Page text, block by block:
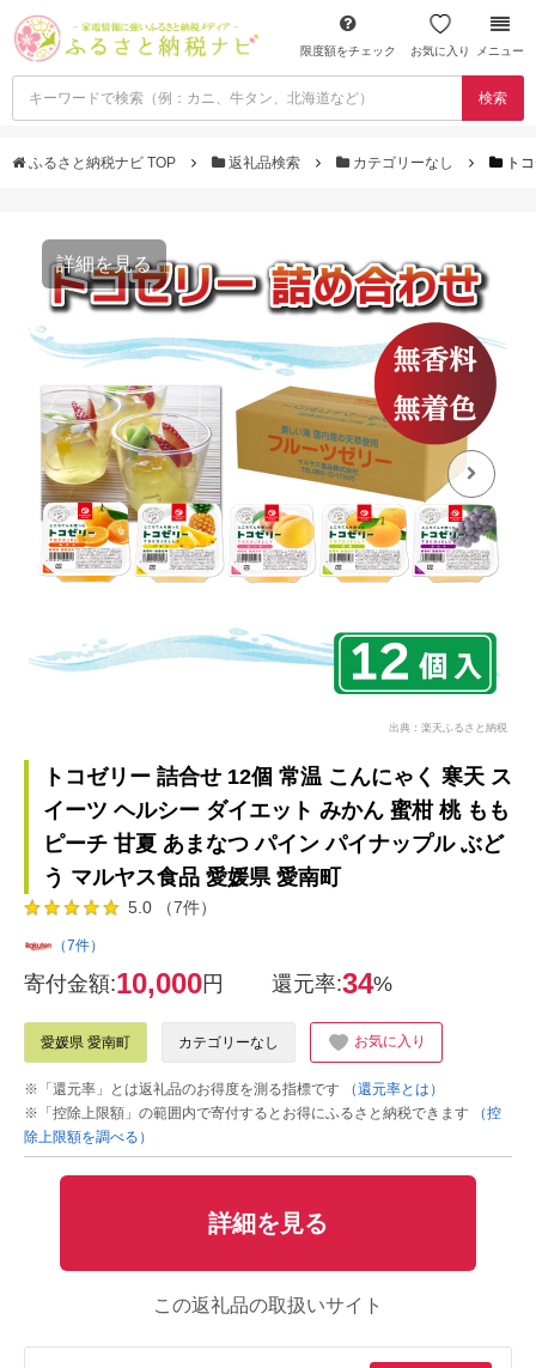
限度額をチェック お気に入り メニュー
検索
ふるさと納税ナビ TOP 返礼品検索 カテゴリーなし ト
詳細を見る
出典：楽天ふるさと納税
トコゼリー 詰合せ 12個 常温 こんにゃく 寒天 ス
イーツ ヘルシー ダイエット みかん 蜜柑 桃 もも
ピーチ 甘夏 あまなつ パイン パイナップル ぶど
う マルヤス食品 愛媛県 愛南町
5.0 （7件）
（7件）
寄付金額:10,000円 還元率:34%
愛媛県 愛南町 カテゴリーなし お気に入り
※「還元率」とは返礼品のお得度を測る指標です
（還元率とは）
※「控除上限額」の範囲内で寄付するとお得にふるさと納税できます
（控
除上限額を調べる）
詳細を見る
この返礼品の取扱いサイト